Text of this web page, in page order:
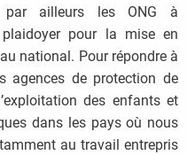
par ailleurs les ONG à
pour la mise en
national. Pour répondre à
agences de protection de
des enfants et
dans les pays où nous
au travail entrepris